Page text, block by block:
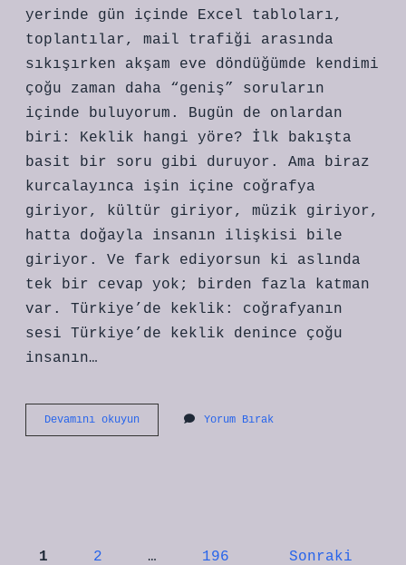
yerinde gün içinde Excel tabloları,
toplantılar, mail trafiği arasında
sıkışırken akşam eve döndüğümde kendimi
çoğu zaman daha “geniş” soruların
içinde buluyorum. Bugün de onlardan
biri: Keklik hangi yöre? İlk bakışta
basit bir soru gibi duruyor. Ama biraz
kurcalayınca işin içine coğrafya
giriyor, kültür giriyor, müzik giriyor,
hatta doğayla insanın ilişkisi bile
giriyor. Ve fark ediyorsun ki aslında
tek bir cevap yok; birden fazla katman
var. Türkiye’de keklik: coğrafyanın
sesi Türkiye’de keklik denince çoğu
insanın…
Devamını okuyunKeklik
hangi
Yorum Bırak
Yazı
1 2 … 196 Sonraki